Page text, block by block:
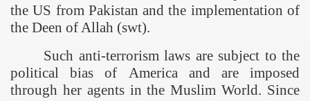
theUS from Pakistan and the implementation of
the Deen of Allah (swt).
Such anti-terrorism laws are subject to the
political bias of Americaand are imposed
through her agents in the Muslim World. Since